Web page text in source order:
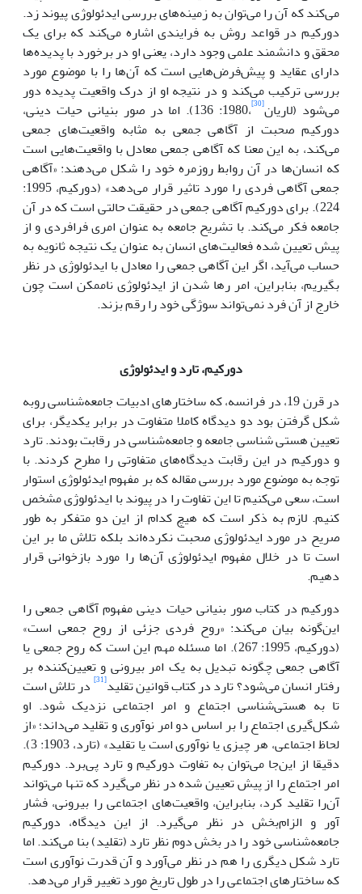
می‌کند که آن را می‌توان به زمینه‌های بررسی ایدئولوژی پیوند زد.
دورکیم در قواعد روش به فرایندی اشاره می‌کند که برای یک
محقق و دانشمند علمی وجود دارد، یعنی او در برخورد با پدیده‌ها
دارای عقاید و پیش‌فرض‌هایی است که آن‌ها را با موضوع مورد
بررسی ترکیب می‌کند و در نتیجه او از درک واقعیت پدیده دور
می‌شود (لاریان[30]
،1980: 136). اما در صور بنیانی حیات دینی،
دورکیم صحبت از آگاهی جمعی به مثابه واقعیت‌های جمعی
می‌کند، به این معنا که آگاهی جمعی معادل با واقعیت‌هایی است
که انسان‌ها در آن روابط روزمره خود را شکل می‌دهند: «آگاهی
جمعی آگاهی فردی را مورد تاثیر قرار می‌دهد» (دورکیم، 1995:
224). برای دورکیم آگاهی جمعی در حقیقت حالتی است که در آن
جامعه فکر می‌کند. با تشریح جامعه به عنوان امری فرافردی و از
پیش تعیین شده فعالیت‌های انسان به عنوان یک نتیجه ثانویه به
حساب می‌آید، اگر این آگاهی جمعی را معادل با ایدئولوژی در نظر
بگیریم، بنابراین، امر رها شدن از ایدئولوژی ناممکن است چون
خارج از آن فرد نمی‌تواند سوژگی خود را رقم بزند.
دورکیم، تارد و ایدئولوژی
در قرن 19، در فرانسه، که ساختار‌های ادبیات جامعه‌شناسی روبه
شکل گرفتن بود دو دیدگاه کاملا متفاوت در برابر یکدیگر، برای
تعیین هستی شناسی جامعه و جامعه‌شناسی در رقابت بودند. تارد
و دورکیم در این رقابت دیدگاه‌های متفاوتی را مطرح کردند. با
توجه به موضوع مورد بررسی مقاله که بر مفهوم ایدئولوژی استوار
است، سعی می‌کنیم تا این تفاوت را در پیوند با ایدئولوژی مشخص
کنیم. لازم به ذکر است که هیچ کدام از این دو متفکر به طور
صریح در مورد ایدئولوژی صحبت نکرده‌اند بلکه تلاش ما بر این
است تا در خلال مفهوم ایدئولوژی آن‌ها را مورد بازخوانی قرار
دهیم.
دورکیم در کتاب صور بنیانی حیات دینی مفهوم آگاهی جمعی را
این‌گونه بیان می‌کند: «روح فردی جزئی از روح جمعی است»
(دورکیم، 1995: 267). اما مسئله مهم این است که روح جمعی یا
آگاهی جمعی چگونه تبدیل به یک امر بیرونی و تعیین‌کننده بر
رفتار انسان می‌شود؟ تارد در کتاب قوانین تقلید[31]
در تلاش است
تا به هستی‌شناسی اجتماع و امر اجتماعی نزدیک شود. او
شکل‌گیری اجتماع را بر اساس دو امر نوآوری و تقلید می‌داند؛ «از
لحاظ اجتماعی، هر چیزی یا نوآوری است یا تقلید» (تارد، 1903: 3).
دقیقا از این‌جا می‌توان به تفاوت دورکیم و تارد پی‌برد. دورکیم
امر اجتماع را از پیش تعیین شده در نظر می‌گیرد که تنها می‌تواند
آن‌را تقلید کرد، بنابراین، واقعیت‌های اجتماعی را بیرونی، فشار
آور و الزام‌بخش در نظر می‌گیرد. از این دیدگاه، دورکیم
جامعه‌شناسی خود را در بخش دوم نظر تارد (تقلید) بنا می‌کند. اما
تارد شکل دیگری را هم در نظر می‌آورد و آن قدرت نوآوری است
که ساختارهای اجتماعی را در طول تاریخ مورد تغییر قرار می‌دهد.